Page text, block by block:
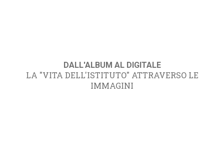
DALL'ALBUM AL DIGITALE
LA "VITA DELL'ISTITUTO" ATTRAVERSO LE
IMMAGINI